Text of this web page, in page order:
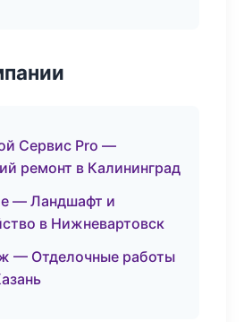
Сервис Pro —
ремонт в Калининград
— Ландшафт и
в Нижневартовск
— Отделочные работы